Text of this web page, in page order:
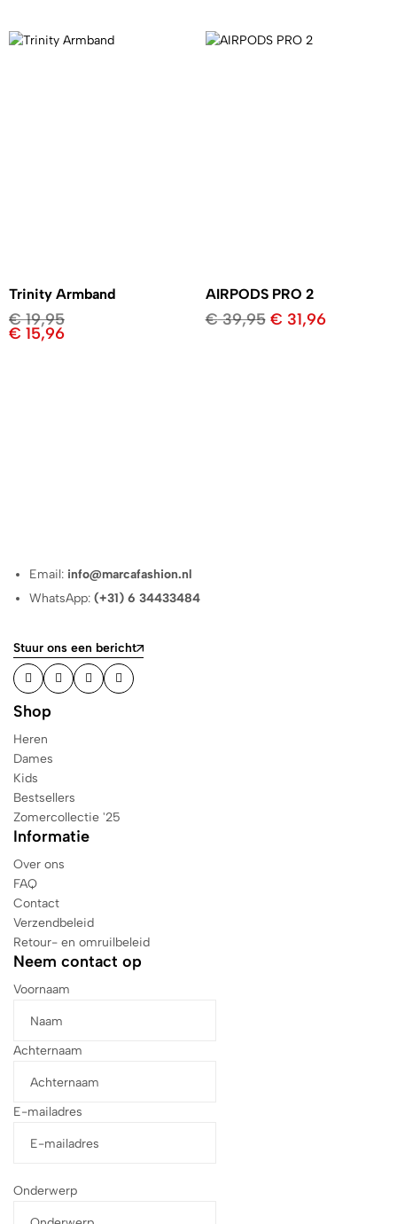
Trinity Armband
€19,95
€ 15,96
AIRPODS PRO 2
€39,95 € 31,96
Email: info@marcafashion.nl
WhatsApp:(+31) 6 34433484
Stuur ons een bericht
Shop
Heren
Dames
Kids
Bestsellers
Zomercollectie '25
Informatie
Over ons
FAQ
Contact
Verzendbeleid
Retour- en omruilbeleid
Neem contact op
Voornaam
Achternaam
E-mailadres
Onderwerp